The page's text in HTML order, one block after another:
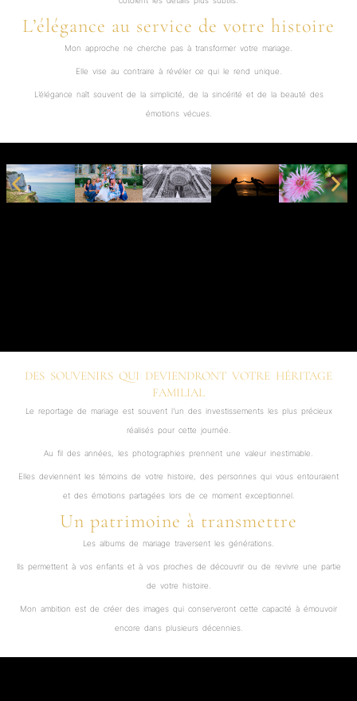
L’élégance au service de votre histoire
Mon approche ne cherche pas à transformer votre mariage.
Elle vise au contraire à révéler ce qui le rend unique.
L’élégance naît souvent de la simplicité, de la sincérité et de la beauté des
émotions vécues.
DES SOUVENIRS QUI DEVIENDRONT VOTRE HÉRITAGE
FAMILIAL
Le reportage de mariage est souvent l’un des investissements les plus précieux
réalisés pour cette journée.
Au fil des années, les photographies prennent une valeur inestimable.
Elles deviennent les témoins de votre histoire, des personnes qui vous entouraient
et des émotions partagées lors de ce moment exceptionnel.
Un patrimoine à transmettre
Les albums de mariage traversent les générations.
Ils permettent à vos enfants et à vos proches de découvrir ou de revivre une partie
de votre histoire.
Mon ambition est de créer des images qui conserveront cette capacité à émouvoir
encore dans plusieurs décennies.